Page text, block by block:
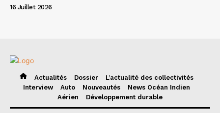
16 Juillet 2026
Actualités Dossier
L’actualité des collectivités
Interview
Auto Nouveautés
News Océan Indien
Aérien
Développement durable